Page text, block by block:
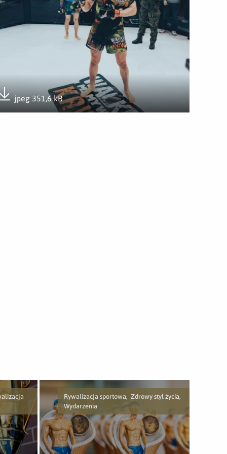
jpeg 351,6 kB
załącznik
Rywalizacja sportowa, Zdrowy styl życia,
Wydarzenia